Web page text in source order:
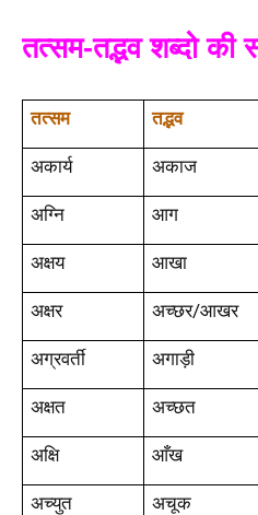
तत्सम-तद्भव शब्दो की
तत्सम तद्भव
अकार्य अकाज
अग्नि आग
अक्षय आखा
अक्षर अच्छर/आखर
अग्रवर्ती अगाड़ी
अक्षत अच्छत
अक्षि आँख
अच्युत अचूक